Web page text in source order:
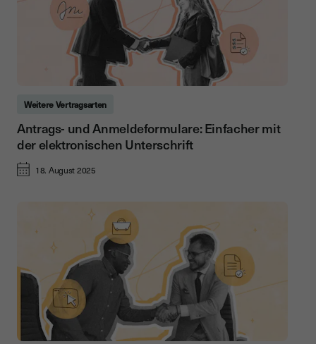
Weitere Vertragsarten
Antrags- und Anmeldeformulare: Einfacher mit
der elektronischen Unterschrift
18. August 2025